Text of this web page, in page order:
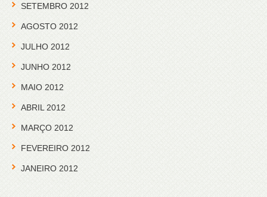
SETEMBRO 2012
AGOSTO 2012
JULHO 2012
JUNHO 2012
MAIO 2012
ABRIL 2012
MARÇO 2012
FEVEREIRO 2012
JANEIRO 2012